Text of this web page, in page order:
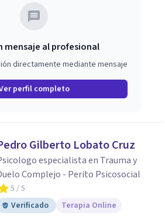
mensaje al profesional
directamente mediante mensaje
perfil completo
Gilberto Lobato Cruz
especialista en Trauma y
Complejo - Perito Psicosocial
5 / 5
Verificado
Terapia Online